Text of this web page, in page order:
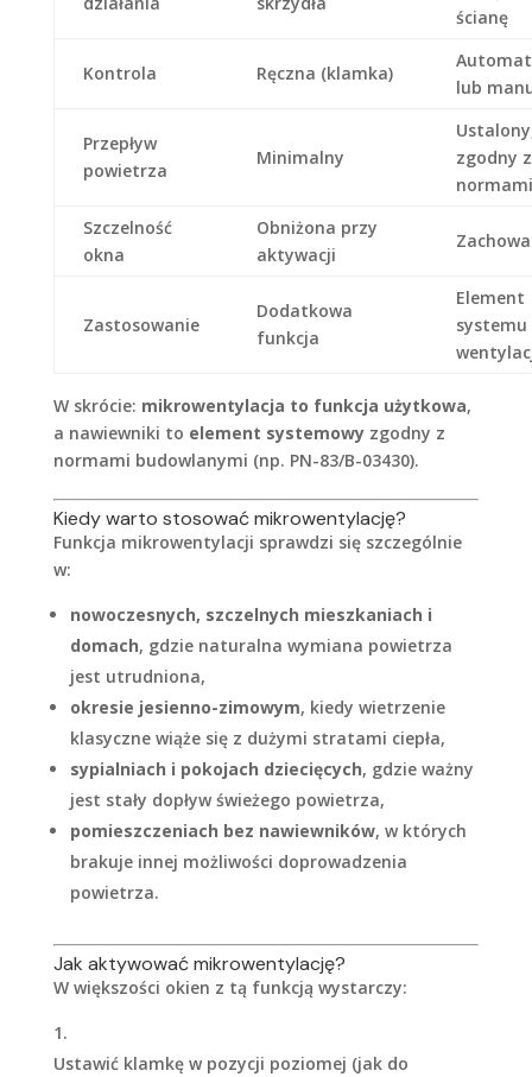
ścianę
Kontrola Ręczna (klamka)
lub
Przepływ
powietrza
Minimalny
zgodny z
normami
Szczelność
okna
Obniżona przy
aktywacji
Zastosowanie
Dodatkowa
funkcja
Element
systemu
W skrócie: mikrowentylacja to funkcja użytkowa,
a nawiewniki to element systemowyzgodny z
normami budowlanymi (np. PN-83/B-03430).
Kiedy warto stosować mikrowentylację?
Funkcja mikrowentylacji sprawdzi się szczególnie
w:
nowoczesnych, szczelnych mieszkaniach i
domach, gdzie naturalna wymiana powietrza
jest utrudniona,
okresie jesienno-zimowym, kiedy wietrzenie
klasyczne wiąże się z dużymi stratami ciepła,
sypialniach i pokojach dziecięcych, gdzie ważny
jest stały dopływ świeżego powietrza,
pomieszczeniach bez nawiewników, w których
brakuje innej możliwości doprowadzenia
powietrza.
Jak aktywować mikrowentylację?
W większości okien z tą funkcją wystarczy:
Ustawić klamkę w pozycji poziomej (jak do